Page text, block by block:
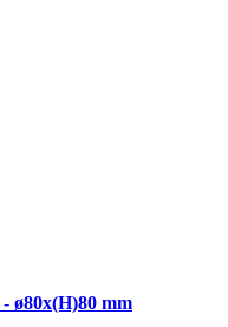
ø80x(H)80 mm